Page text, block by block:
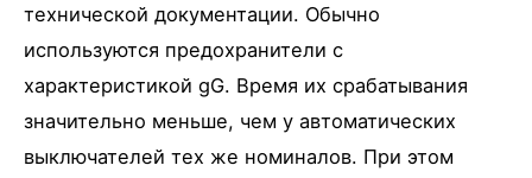
технической документации. Обычно
используются предохранители с
характеристикой gG. Время их срабатывания
значительно меньше, чем у автоматических
выключателей тех же номиналов. При этом